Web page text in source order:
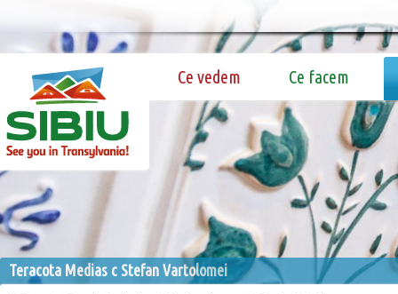
Ce vedem Ce facem
Teracota Medias c Stefan Vartolomei